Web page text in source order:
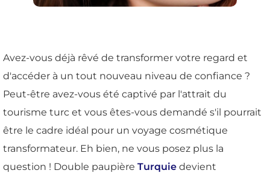
Avez-vous déjà rêvé de transformer votre regard et
d'accéder à un tout nouveau niveau de confiance ?
Peut-être avez-vous été captivé par l'attrait du
tourisme turc et vous êtes-vous demandé s'il pourrait
être le cadre idéal pour un voyage cosmétique
transformateur. Eh bien, ne vous posez plus la
question ! Double paupière Turquie devient